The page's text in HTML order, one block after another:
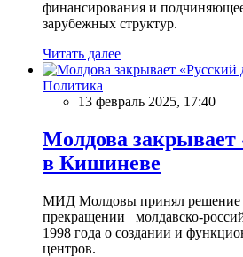
финансирования и
зарубежных структур.
Читать далее
Политика
13 февраль 2025, 17:40
Молдова закрывает
в Кишиневе
МИД Молдовы принял решение
прекращении молдавско-
1998 года о создании и
центров.